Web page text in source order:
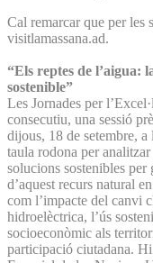
Cal remarcar que per les
visitlamassana.ad.
“Els reptes de l’aigua:
sostenible”
Les Jornades per
consecutiu, una sessió
dijous, 18 de setembre, a
taula rodona per
solucions sostenibles
d’aquest recurs natural
com l’impacte del canvi
hidroelèctrica, l’ús
socioeconòmic als
participació ciutadana.